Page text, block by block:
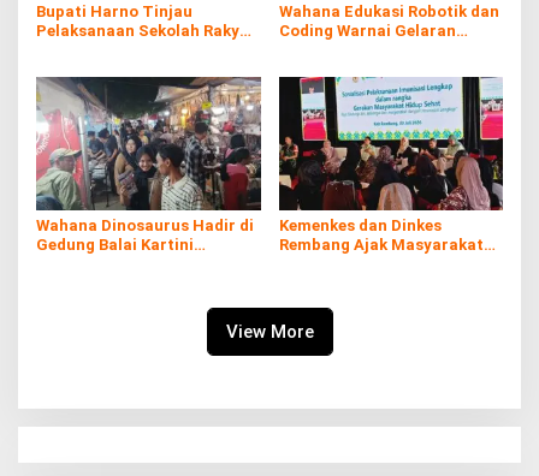
Bupati Harno Tinjau
Pelaksanaan Sekolah Rakyat
Wahana Edukasi Robotik dan
Coding Warnai Gelaran
Wahana Dinosaurus Hadir di
Gedung Balai Kartini
Kemenkes dan Dinkes
Rembang Ajak Masyarakat
View More